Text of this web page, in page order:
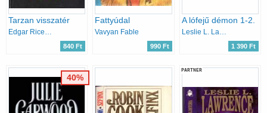
Tarzan visszatér
Edgar Rice Burroughs
840 Ft
Fattyúdal
Vavyan Fable
990 Ft
A lófejű démon 1-2.
Leslie L. Lawrence
1 390 Ft
40%
PARTNER